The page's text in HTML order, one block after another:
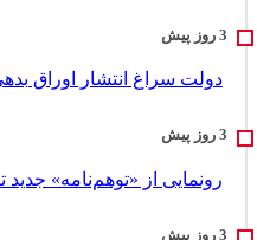
دولت سراغ انتشار اوراق
رونمایی از «توهم‌نامه» جدید